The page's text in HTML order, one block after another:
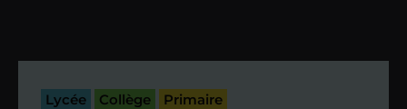
passé.
Lycée Collège Primaire